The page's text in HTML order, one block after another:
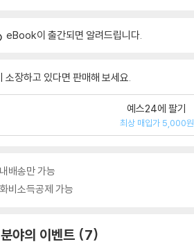
eBook이 출간되면 알려드립니다.
소장하고 있다면 판매해 보세요.
예스24에 팔기
최상 매입가 5,000원
배송만 가능
비소득공제 가능
야의 이벤트 7